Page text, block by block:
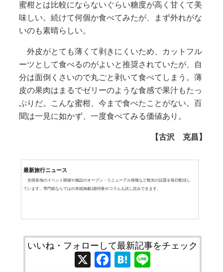
蜜柑とは比較にならないぐらい糖度が高く甘くて美
味しい。続けて何個か食べてみたが、まず外れがな
いのも素晴らしい。
外皮がとても薄くて剥きにくいため、カットフル
ーツとして食べるのがよいと推奨されていたが、自
分は面倒くさいので丸ごと剥いて食べてしまう。薄
皮の果肉はまるでゼリーのような食感で果汁もたっ
ぷりだ。こんな蜜柑、今まで食べたことがない。百
聞は一見に如かず、一度食べてみる価値あり。
【古沢 克昌】
最新旅行ニュース
全国各地のイベント開催や施設のオープン・リニューアル情報など観光の話題を毎日配信し
ています。専門紙ならではの本紙掲載1面特集やコラムも試し読みできます。
いいね・フォローして最新記事をチェック
X Facebook
Hatena